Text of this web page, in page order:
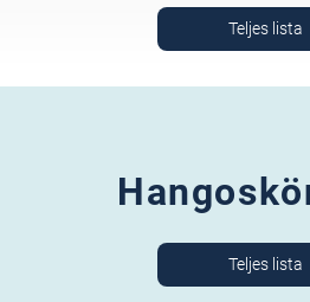
Teljes lista
Teljes lista